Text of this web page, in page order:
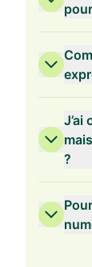
J’ai
?